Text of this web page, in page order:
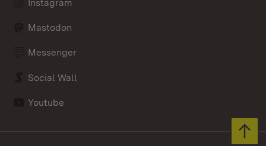
Instagram
Mastodon
Messenger
Social Wall
Youtube